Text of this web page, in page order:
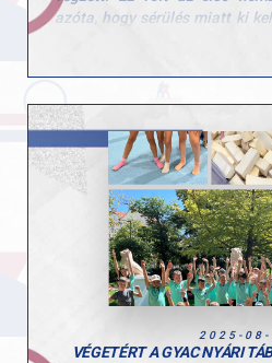
Gratulálunk minden
eredményekhez, és
azóta, hogy sérülés miatt ki
bajnokságot. Boti a selejtezők
bemutatkozott, ami
számára a hosszabb kihagyást
gratulálunk neki és edzőjének,
munka van ebben a remek
A párizsi viadal egyben
megmérettetések előtt: Boti
bajnokságon is hat
szombathelyi challenge
láthatjuk újra. A tornász
felépült, és jó formában várja a
2025-08-
VÉGETÉRT A GYAC NYÁRI